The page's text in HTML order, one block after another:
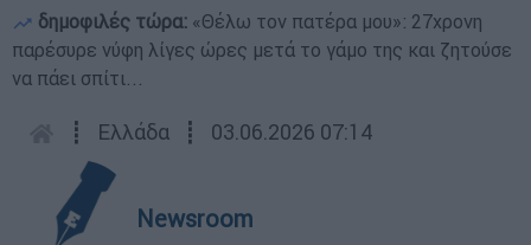
δημοφιλές τώρα: «Θέλω τον πατέρα μου»: 27χρονη
παρέσυρε νύφη λίγες ώρες μετά το γάμο της και ζητούσε
να πάει σπίτι...
┋ Ελλάδα ┋ 03.06.2026 07:14
Newsroom